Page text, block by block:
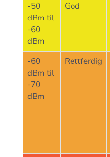
-50
dBm til
-60
dBm
God
-60
dBm til
-70
dBm
Rettferdig